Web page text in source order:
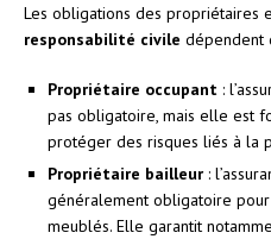
Les obligations des propriétaires
responsabilité civile dépendent
Propriétaire occupant :
pas obligatoire, mais elle est
protéger des risques liés à la
Propriétaire bailleur :
généralement obligatoire
meublés. Elle garantit